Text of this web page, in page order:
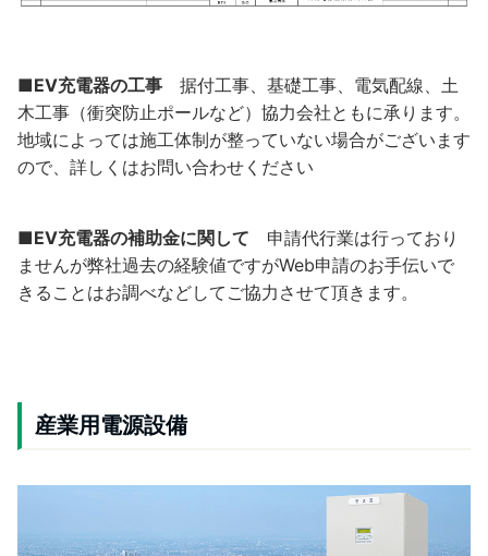
■EV充電器の工事 据付工事、基礎工事、電気配線、土
木工事（衝突防止ポールなど）協力会社ともに承ります。
地域によっては施工体制が整っていない場合がございます
ので、詳しくはお問い合わせください
■EV充電器の補助金に関して 申請代行業は行っており
ませんが弊社過去の経験値ですがWeb申請のお手伝いで
きることはお調べなどしてご協力させて頂きます。
産業用電源設備